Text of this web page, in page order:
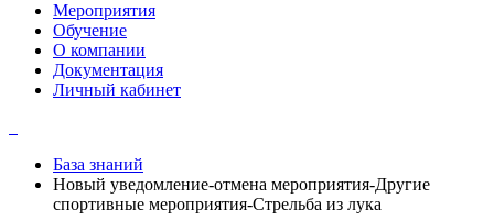
Мероприятия
Обучение
О компании
Документация
Личный кабинет
База знаний
Новый уведомление-отмена мероприятия-Другие
спортивные мероприятия-Стрельба из лука